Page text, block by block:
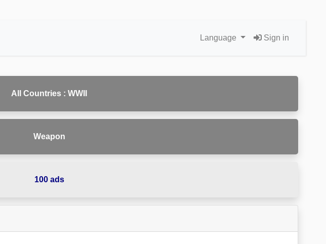
Language Sign in
All Countries : WWII
Weapon
100 ads